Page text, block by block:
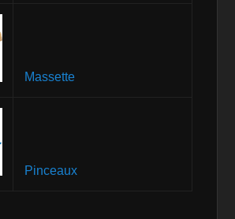
Massette
Pinceaux